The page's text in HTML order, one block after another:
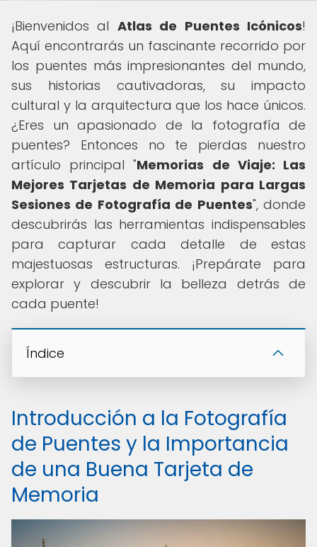
¡Bienvenidos al Atlas de Puentes Icónicos!
Aquí encontrarás un fascinante recorrido por
los puentes más impresionantes del mundo,
sus historias cautivadoras, su impacto
cultural y la arquitectura que los hace únicos.
¿Eres un apasionado de la fotografía de
puentes? Entonces no te pierdas nuestro
artículo principal "Memorias de Viaje: Las
Mejores Tarjetas de Memoria para Largas
Sesiones de Fotografía de Puentes", donde
descubrirás las herramientas indispensables
para capturar cada detalle de estas
majestuosas estructuras. ¡Prepárate para
explorar y descubrir la belleza detrás de
cada puente!
Índice
Introducción a la Fotografía
de Puentes y la Importancia
de una Buena Tarjeta de
Memoria